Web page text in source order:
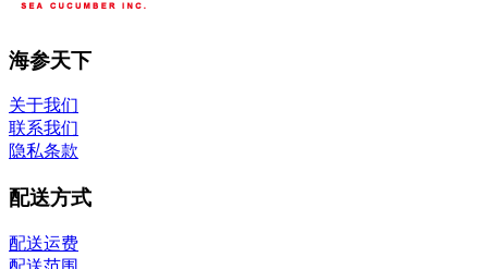
海参天下
关于我们
联系我们
隐私条款
配送方式
配送运费